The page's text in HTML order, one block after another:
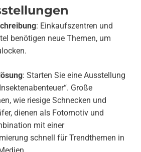
: Einkaufszentren und
benötigen neue Themen, um
: Starten Sie eine Ausstellung
Große
wie riesige Schnecken und
dienen als Fotomotiv und
mit einer
schnell für Trendthemen in